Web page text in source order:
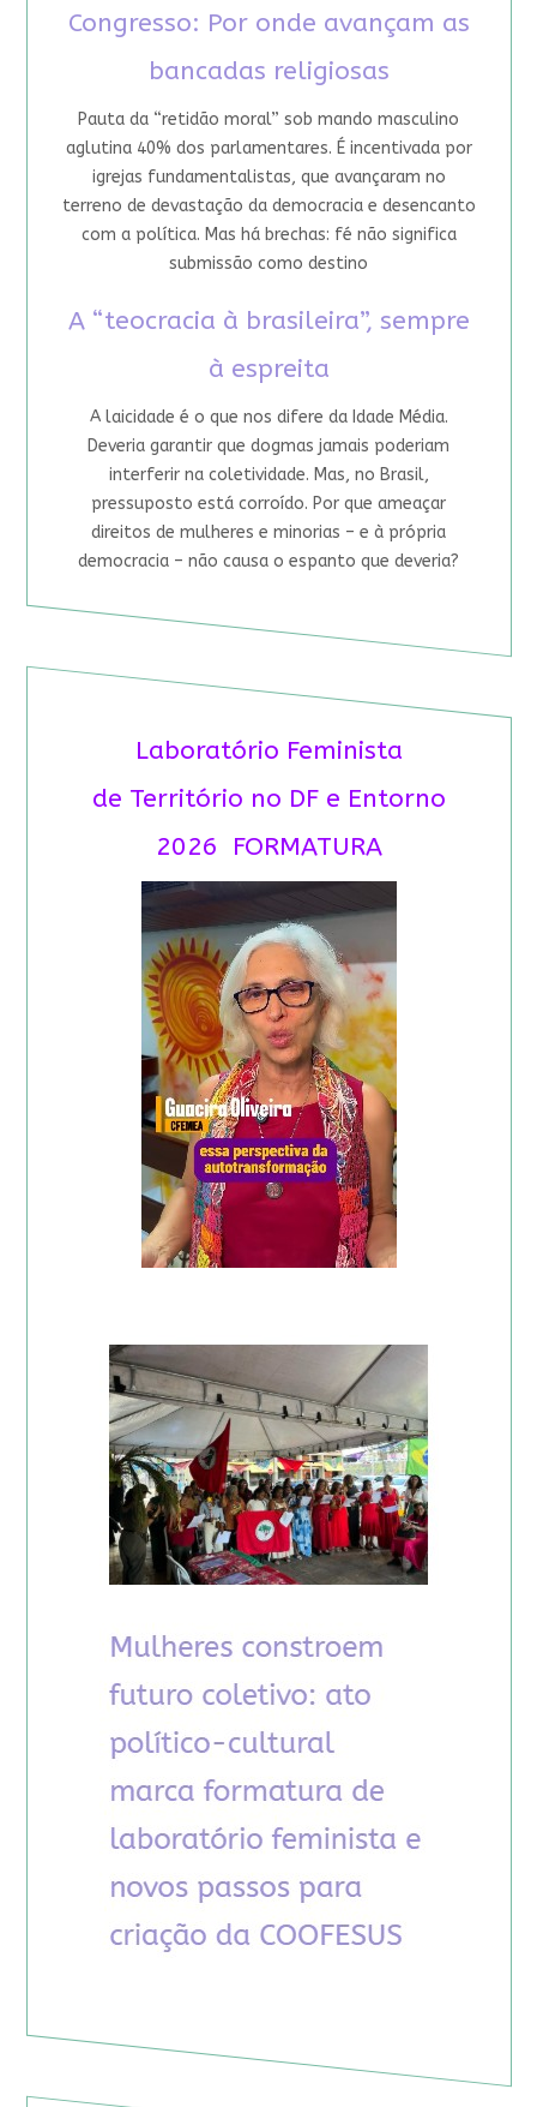
Congresso: Por onde avançam as
bancadas religiosas
Pauta da “retidão moral” sob mando masculino
aglutina 40% dos parlamentares. É incentivada por
igrejas fundamentalistas, que avançaram no
terreno de devastação da democracia e desencanto
com a política. Mas há brechas: fé não significa
submissão como destino
A “teocracia à brasileira”, sempre
à espreita
A laicidade é o que nos difere da Idade Média.
Deveria garantir que dogmas jamais poderiam
interferir na coletividade. Mas, no Brasil,
pressuposto está corroído. Por que ameaçar
direitos de mulheres e minorias – e à própria
democracia – não causa o espanto que deveria?
Laboratório Feminista
de Território no DF e Entorno
2026 FORMATURA